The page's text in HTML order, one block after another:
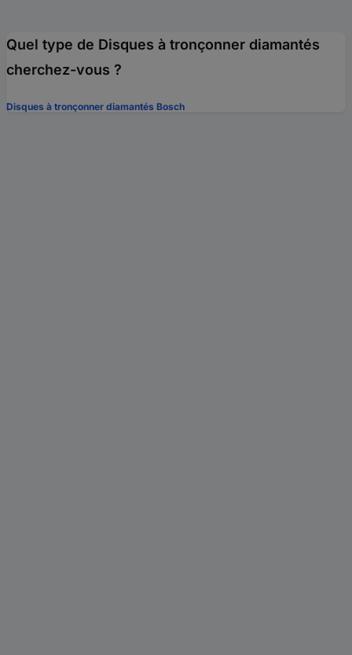
Quel type de Disques à tronçonner diamantés
cherchez-vous ?
Disques à tronçonner diamantés Bosch